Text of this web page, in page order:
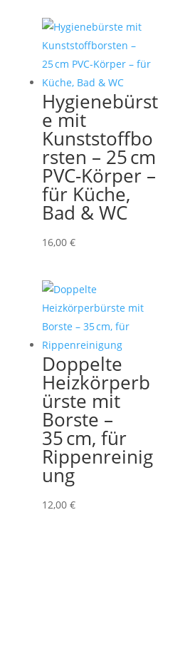
Hygienebürst
e mit
Kunststoffbo
rsten – 25 cm
PVC-Körper –
für Küche,
Bad & WC
16,00 €
Doppelte
Heizkörperb
ürste mit
Borste –
35 cm, für
Rippenreinig
ung
12,00 €